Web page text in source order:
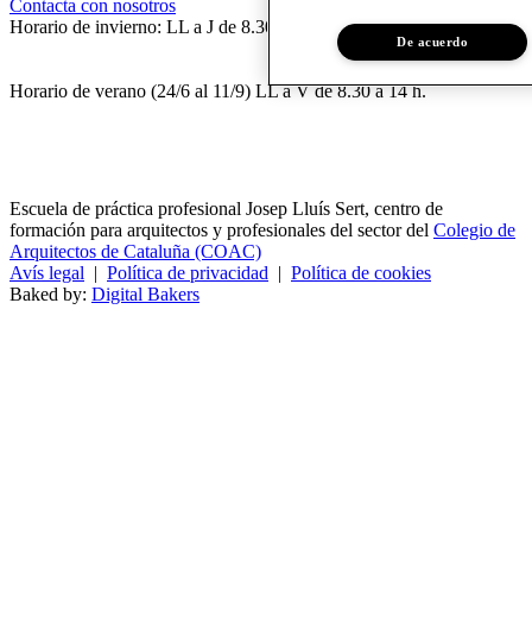
Contacta con nosotros
Horario de invierno: LL a J de 8.30 a 16.30 h / V de 8.30 a 14 h.
Horario de verano (24/6 al 11/9) LL a V de 8.30 a 14 h.
Escuela de práctica profesional Josep Lluís Sert, centro de
formación para arquitectos y profesionales del sector del Colegio de
Arquitectos de Cataluña (COAC)
Avís legal | Política de privacidad | Política de cookies
Baked by: Digital Bakers
De acuerdo